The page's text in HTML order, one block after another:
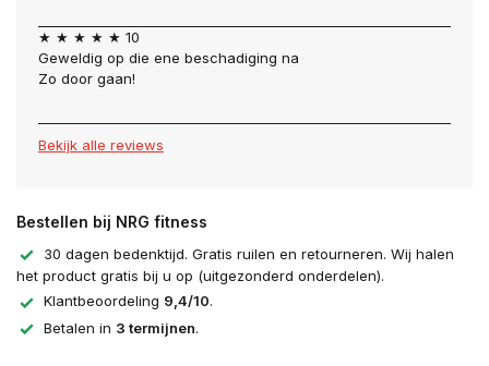
★ ★ ★ ★ ★ 10
Geweldig op die ene beschadiging na
Zo door gaan!
Bekijk alle reviews
Bestellen bij NRG fitness
30 dagen bedenktijd. Gratis ruilen en retourneren. Wij halen
het product gratis bij u op (uitgezonderd onderdelen).
Klantbeoordeling 9,4/10.
Betalen in 3 termijnen.